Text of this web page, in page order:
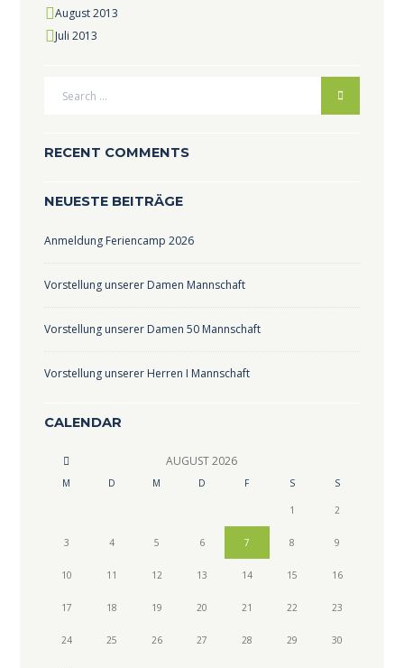
August2013
Juli 2013
RECENT COMMENTS
NEUESTE BEITRÄGE
Anmeldung Feriencamp 2026
Vorstellung unserer Damen Mannschaft
Vorstellung unserer Damen 50 Mannschaft
Vorstellung unserer Herren I Mannschaft
CALENDAR
AUGUST2026
M D M D F S S
1 2
3 4 5 6 7 8 9
10 11 12 13 14 15 16
17 18 19 20 21 22 23
24 25 26 27 28 29 30